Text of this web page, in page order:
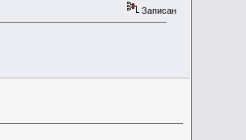
Записан